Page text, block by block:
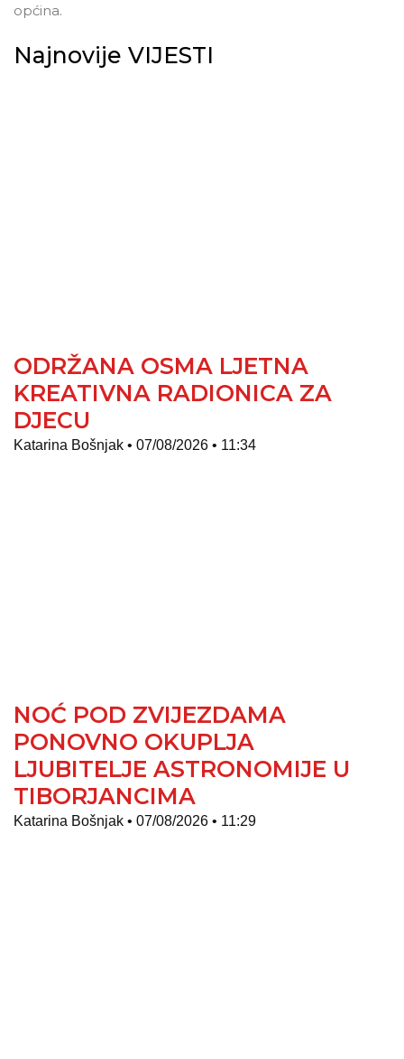
općina.
Najnovije VIJESTI
ODRŽANA OSMA LJETNA
KREATIVNA RADIONICA ZA
DJECU
Katarina Bošnjak 07/08/2026 11:34
NOĆ POD ZVIJEZDAMA
PONOVNO OKUPLJA
LJUBITELJE ASTRONOMIJE U
TIBORJANCIMA
Katarina Bošnjak 07/08/2026 11:29